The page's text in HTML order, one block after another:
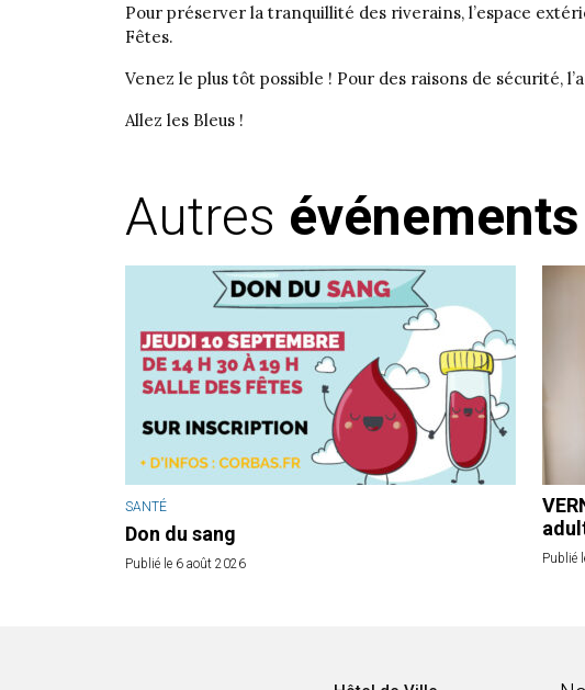
Pour préserver la tranquillité des riverains, l’espace
Fêtes.
Venez le plus tôt possible ! Pour des raisons de sécurité,
Allez les Bleus !
Autres événements
SANTÉ
Don du sang
Publié le 6 août 2026 Publié